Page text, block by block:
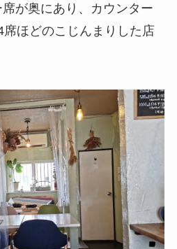
が奥にあり、カウンター
席ほどのこじんまりした店